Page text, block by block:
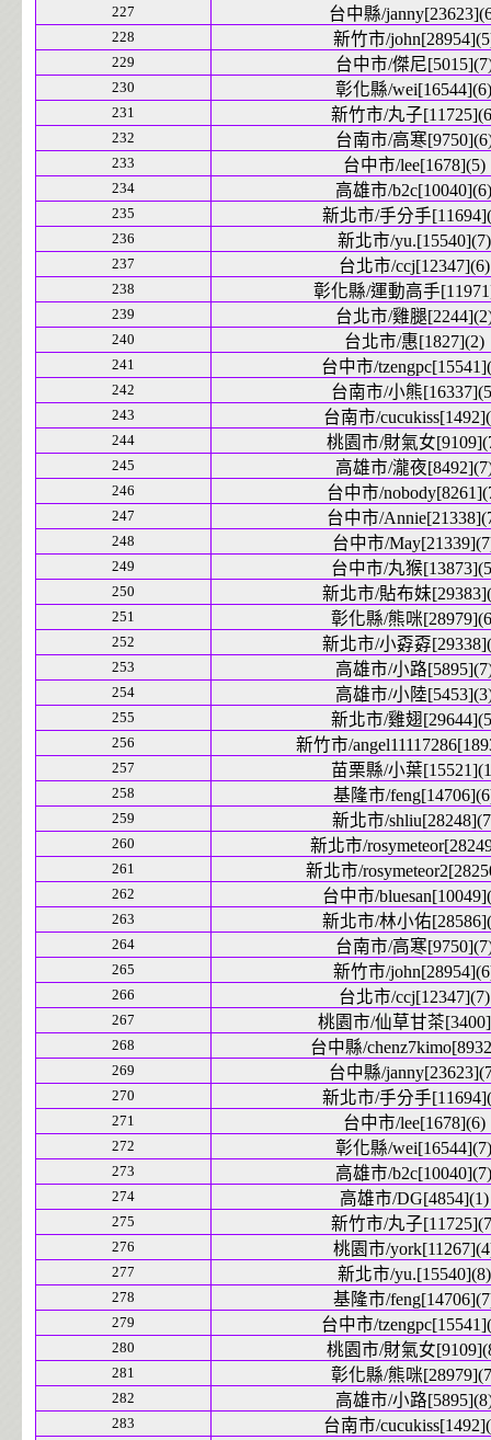
227 台中縣/
228 新竹市/
229 台中市/傑尼
230 彰化縣/wei[16544](6)
231 新竹市/丸子
232 台南市/高寒
233 台中市/lee[1678](5)
234 高雄市/b2c[10040](6)
235 新北市/手分手
236 新北市/yu.[15540](7)
237 台北市/ccj[12347](6)
238 彰化縣/運動高手
239 台北市/雞腿
240 台北市/惠[1827](2)
241 台中市/
242 台南市/小熊
243 台南市/
244 桃園市/財氣女
245 高雄市/瀧夜
246 台中市/
247 台中市/
248 台中市/
249 台中市/丸猴
250 新北市/貼布妹
251 彰化縣/熊咪
252 新北市/小孬孬
253 高雄市/小路
254 高雄市/小陸
255 新北市/雞翅
256 新竹市/
257 苗栗縣/小葉
258 基隆市/
259 新北市/
260 新北市/
261 新北市/
262 台中市/
263 新北市/林小佑
264 台南市/高寒
265 新竹市/
266 台北市/ccj[12347](7)
267 桃園市/仙草甘茶
268 台中縣/
269 台中縣/
270 新北市/手分手
271 台中市/lee[1678](6)
272 彰化縣/wei[16544](7)
273 高雄市/b2c[10040](7)
274 高雄市/DG[4854](1)
275 新竹市/丸子
276 桃園市/
277 新北市/yu.[15540](8)
278 基隆市/
279 台中市/
280 桃園市/財氣女
281 彰化縣/熊咪
282 高雄市/小路
283 台南市/